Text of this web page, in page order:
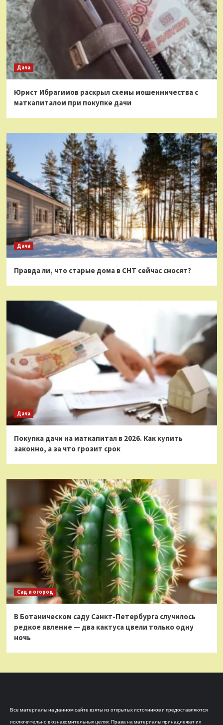
Дача
Юрист Ибрагимов раскрыл схемы мошенничества с
маткапиталом при покупке дачи
Дача
Правда ли, что старые дома в СНТ сейчас сносят?
Дача
Покупка дачи на маткапитал в 2026. Как купить
законно, а за что грозит срок
Сад и огород
В Ботаническом саду Санкт-Петербурга случилось
редкое явление — два кактуса цвели только одну
ночь
Все материалы на данном сайте взяты из открытых источников и предоставляются
исключительно в ознакомительных целях. Права на материалы принадлежат их